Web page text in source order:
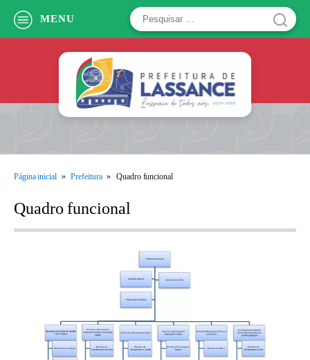
MENU
Pesquisar
Página inicial » Prefeitura » Quadro funcional
Quadro funcional